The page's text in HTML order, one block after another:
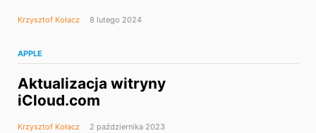
Krzysztof Kołacz 8 lutego 2024
APPLE
Aktualizacja witryny
iCloud.com
Krzysztof Kołacz 2 października 2023